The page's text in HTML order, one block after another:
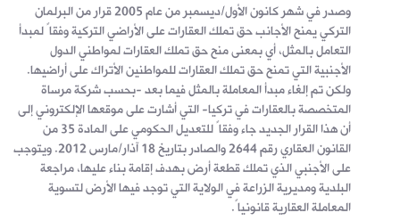
وصدر في شهر كانون الأول/ديسمبر من عام 2005 قرار من البرلمان
التركي يمنح الأجانب حق تملك العقارات على الأراضي التركية وفقاً لمبدأ
التعامل بالمثل، أي بمعنى منح حق تملك العقارات لمواطني الدول
الأجنبية التي تمنح حق تملك العقارات للمواطنين الأتراك على أراضيها.
ولكن تم إلغاء مبدأ المعاملة بالمثل فيما بعد -بحسب شركة مرساة
المتخصصة بالعقارات في تركيا- التي أشارت على موقعها الإلكتروني إلى
أن هذا القرار الجديد جاء وفقاً للتعديل الحكومي على المادة 35 من
القانون العقاري رقم 2644 والصادر بتاريخ 18 آذار/مارس 2012. ويتوجب
على الأجنبي الذي تملك قطعة أرض بهدف إقامة بناء عليها، مراجعة
البلدية ومديرية الزراعة في الولاية التي توجد فيها الأرض لتسوية
المعاملة العقارية قانونياً.